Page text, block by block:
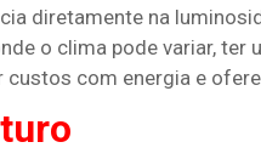
diretamente na
o clima pode variar, ter
custos com energia e